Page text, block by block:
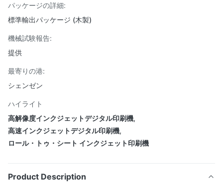
パッケージの詳細:
標準輸出パッケージ (木製)
機械試験報告:
提供
最寄りの港:
シェンゼン
ハイライト
高解像度インクジェットデジタル印刷機,
高速インクジェットデジタル印刷機,
ロール・トゥ・シート インクジェット印刷機
Product Description